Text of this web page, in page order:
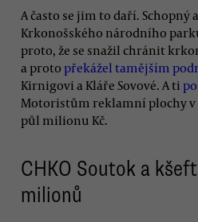
A často se jim to daří. Schopný
Krkonošského národního
proto, že se snažil chránit
a proto překážel tamějším
Kirnigovi a Kláře Sovové. A ti
Motoristům reklamní plochy v
půl milionu Kč.
CHKO Soutok a
milionů